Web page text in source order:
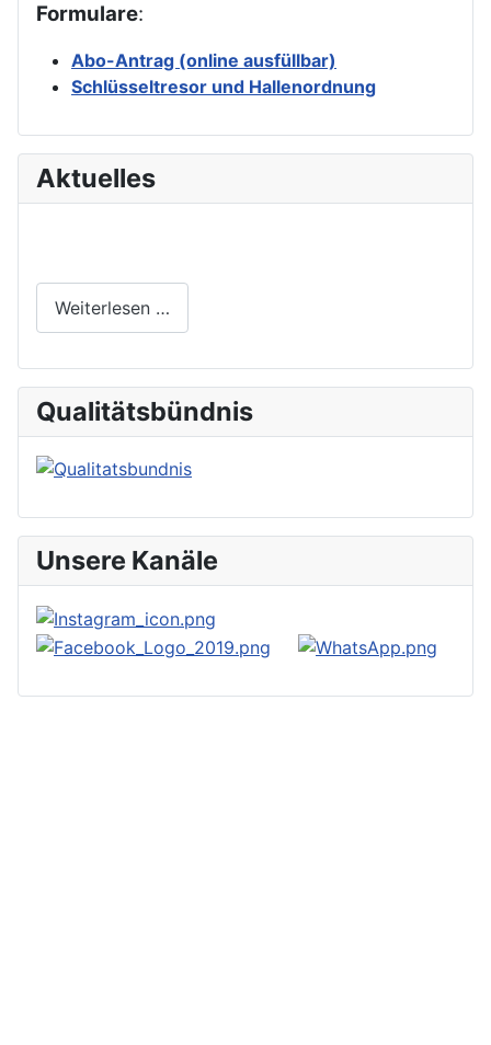
Formulare:
Abo-Antrag (online ausfüllbar)
Schlüsseltresor und Hallenordnung
Aktuelles
Weiterlesen …
Qualitätsbündnis
Unsere Kanäle